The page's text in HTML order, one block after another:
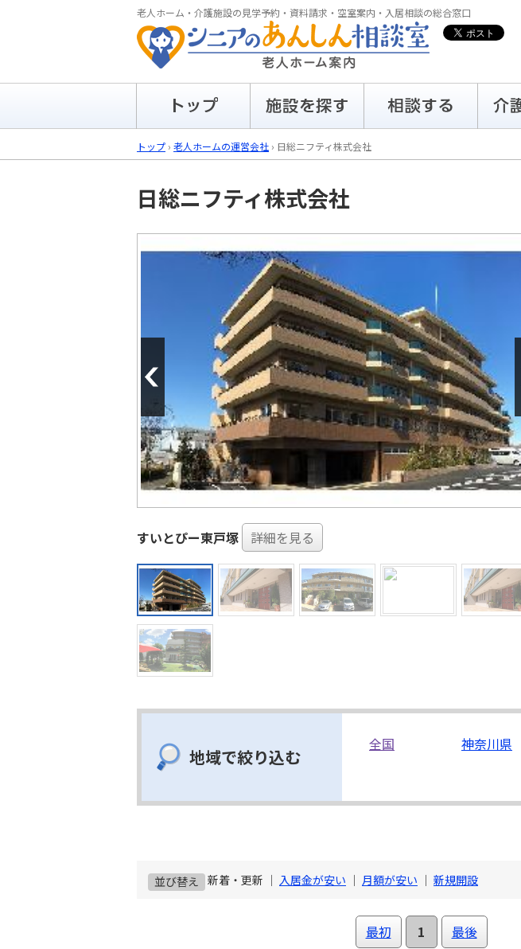
老人ホーム・介護施設の見学予約・資料請求・空室案内・入居相談の総合窓口
トップ › 老人ホームの運営会社 › 日総ニフティ株式会社
日総ニフティ株式会社
すいとぴー東戸塚 詳細を見る
Previous
地域で絞り込む
全国 神奈川県
並び替え 新着・更新 ｜ 入居金が安い ｜ 月額が安い ｜ 新規開設
最初 1 最後